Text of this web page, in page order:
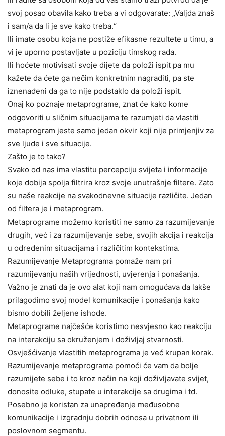
svoj posao obavila kako treba a vi odgovarate: „Valjda znaš
i sam/a da li je sve kako treba.“
Ili imate osobu koja ne postiže efikasne rezultete u timu, a
vi je uporno postavljate u poziciju timskog rada.
Ili hoćete motivisati svoje dijete da položi ispit pa mu
kažete da ćete ga nečim konkretnim nagraditi, pa ste
iznenađeni da ga to nije podstaklo da položi ispit.
Onaj ko poznaje metaprograme, znat će kako kome
odgovoriti u sličnim situacijama te razumjeti da vlastiti
metaprogram jeste samo jedan okvir koji nije primjenjiv za
sve ljude i sve situacije.
Zašto je to tako?
Svako od nas ima vlastitu percepciju svijeta i informacije
koje dobija spolja filtrira kroz svoje unutrašnje filtere. Zato
su naše reakcije na svakodnevne situacije različite. Jedan
od filtera je i metaprogram.
Metaprograme možemo koristiti ne samo za razumijevanje
drugih, već i za razumijevanje sebe, svojih akcija i reakcija
u određenim situacijama i različitim kontekstima.
Razumijevanje Metaprograma pomaže nam pri
razumijevanju naših vrijednosti, uvjerenja i ponašanja.
Važno je znati da je ovo alat koji nam omogućava da lakše
prilagodimo svoj model komunikacije i ponašanja kako
bismo dobili željene ishode.
Metaprograme najčešće koristimo nesvjesno kao reakciju
na interakciju sa okruženjem i doživljaj stvarnosti.
Osvješćivanje vlastitih metaprograma je već krupan korak.
Razumijevanje metaprograma pomoći će vam da bolje
razumijete sebe i to kroz način na koji doživljavate svijet,
donosite odluke, stupate u interakcije sa drugima i td.
Posebno je koristan za unapređenje međusobne
komunikacije i izgradnju dobrih odnosa u privatnom ili
poslovnom segmentu.